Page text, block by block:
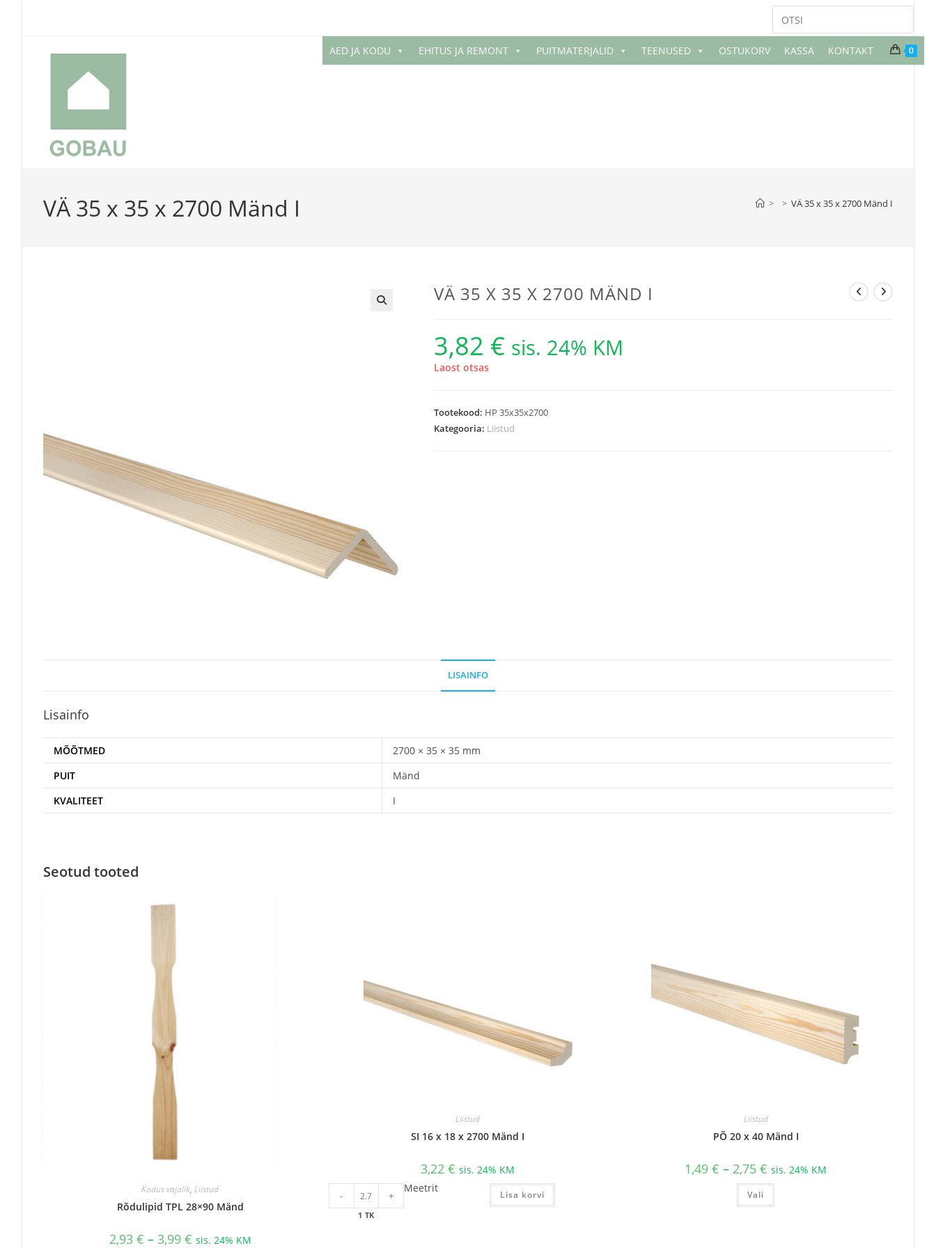
AED JA KODU EHITUS JA REMONT PUITMATERJALID TEENUSED OSTUKORV KASSA KONTAKT 0
VÄ 35 x 35 x 2700 Mänd I > > VÄ 35 x 35 x 2700 Mänd I
VÄ 35 X 35 X 2700 MÄND I
3,82 € sis. 24% KM
Laost otsas
Tootekood: HP 35x35x2700
Kategooria: Liistud
LISAINFO
Lisainfo
MÕÕTMED
2700 × 35 × 35 mm
PUIT
Mänd
KVALITEET
I
Seotud tooted
Kodus vajalik,Liistud
Rõdulipid TPL 28×90 Mänd
2,93 € – 3,99 €Hinnavahemik:
sis. 24% KM
Liistud
SI 16 x 18 x 2700 Mänd I
3,22€ sis. 24% KM
SI
x
- +
Meetrit
Lisa korvi
Liistud
PÕ 20 x 40 Mänd I
1,49€ – 2,75€ Hinnavahemik:
1,49 €
kuni
sis. 24% KM
Vali
Sellel
on
1 TK